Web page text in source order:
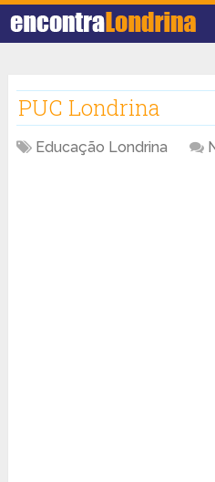
PUC Londrina
Educação Londrina